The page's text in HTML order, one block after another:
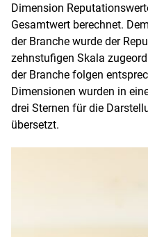
Dimension
Gesamtwert berechnet.
der Branche wurde der
zehnstufigen Skala
der Branche folgen
Dimensionen wurden in
drei Sternen für die
übersetzt.